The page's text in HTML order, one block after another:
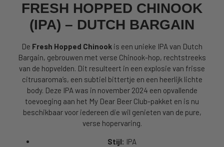
FRESH HOPPED CHINOOK
(IPA) – DUTCH BARGAIN
De Fresh Hopped Chinook is een unieke IPA van Dutch
Bargain, gebrouwen met verse Chinook-hop, rechtstreeks
van de hopvelden. Dit resulteert in een explosie van frisse
citrusaroma’s, een subtiel bittertje en een heerlijk lichte
body. Deze IPA was in november 2024 een opvallende
toevoeging aan het My Dear Beer Club-pakket en is nu
beschikbaar voor iedereen die wil genieten van de pure,
verse hopervaring.
Stijl: IPA